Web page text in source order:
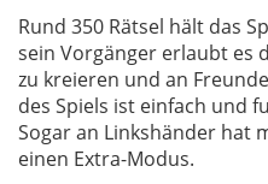
Rund 350 Rätsel hält das
sein Vorgänger erlaubt es
zu kreieren und an
des Spiels ist einfach und
Sogar an Linkshänder hat
einen Extra-Modus.